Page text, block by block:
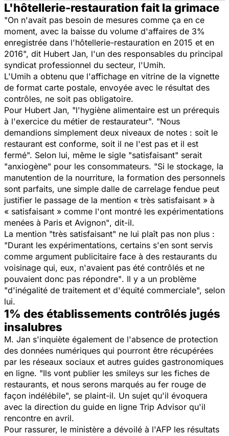
L'hôtellerie-restauration fait la grimace
"On n'avait pas besoin de mesures comme ça en ce
moment, avec la baisse du volume d'affaires de 3%
enregistrée dans l'hôtellerie-restauration en 2015 et en
2016", dit Hubert Jan, l'un des responsables du principal
syndicat professionnel du secteur, l'Umih.
L'Umih a obtenu que l'affichage en vitrine de la vignette
de format carte postale, envoyée avec le résultat des
contrôles, ne soit pas obligatoire.
Pour Hubert Jan, "l'hygiène alimentaire est un prérequis
à l'exercice du métier de restaurateur". "Nous
demandions simplement deux niveaux de notes : soit le
restaurant est conforme, soit il ne l'est pas et il est
fermé". Selon lui, même le sigle "satisfaisant" serait
"anxiogène" pour les consommateurs. "Si le stockage, la
manutention de la nourriture, la formation des personnels
sont parfaits, une simple dalle de carrelage fendue peut
justifier le passage de la mention « très satisfaisant » à
« satisfaisant » comme l'ont montré les expérimentations
menées à Paris et Avignon", dit-il.
La mention "très satisfaisant" ne lui plaît pas non plus :
"Durant les expérimentations, certains s'en sont servis
comme argument publicitaire face à des restaurants du
voisinage qui, eux, n'avaient pas été contrôlés et ne
pouvaient donc pas répondre". Il y a un problème
"d'inégalité de traitement et d'équité commerciale", selon
lui.
1% des établissements contrôlés jugés
insalubres
M. Jan s'inquiète également de l'absence de protection
des données numériques qui pourront être récupérées
par les réseaux sociaux et autres guides gastronomiques
en ligne. "Ils vont publier les smileys sur les fiches de
restaurants, et nous serons marqués au fer rouge de
façon indélébile", se plaint-il. Un sujet qu'il évoquera
avec la direction du guide en ligne Trip Advisor qu'il
rencontre en avril.
Pour rassurer, le ministère a dévoilé à l'AFP les résultats